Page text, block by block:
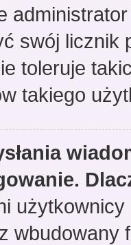
swój licznik
toleruje
takiego
wbudowany